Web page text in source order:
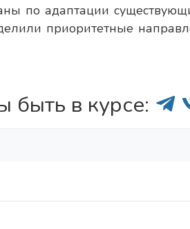
по адаптации
приоритетные
быть в курсе: